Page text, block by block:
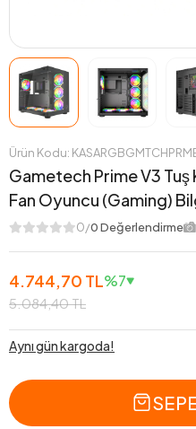
Ürün Kodu:
Gametech Prime V3
Fan Oyuncu (Gaming)
0/0 Değerlendirme
4.744,70 TL
5.084,40 TL
%7
Aynı gün kargoda!